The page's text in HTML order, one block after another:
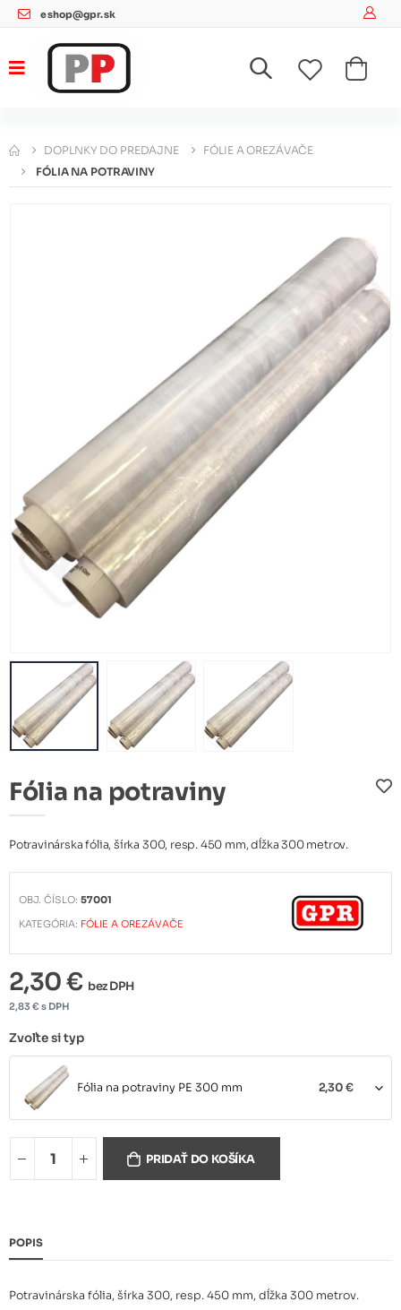
eshop@gpr.sk
DOPLNKY DO PREDAJNE
FÓLIE A OREZÁVAČE
FÓLIA NA POTRAVINY
Fólia na potraviny
Potravinárska fólia, šírka 300, resp. 450 mm, dĺžka 300 metrov.
OBJ. ČÍSLO:57001
KATEGÓRIA: FÓLIE A OREZÁVAČE
2,30 € bez DPH
2,83 € s DPH
Zvoľte si typ
Fólia na potraviny PE 300 mm 2,30 €
Fólia na potraviny PE 450 mm
PRIDAŤ DO KOŠÍKA
POPIS
Potravinárska fólia, šírka 300, resp. 450 mm, dĺžka 300 metrov.